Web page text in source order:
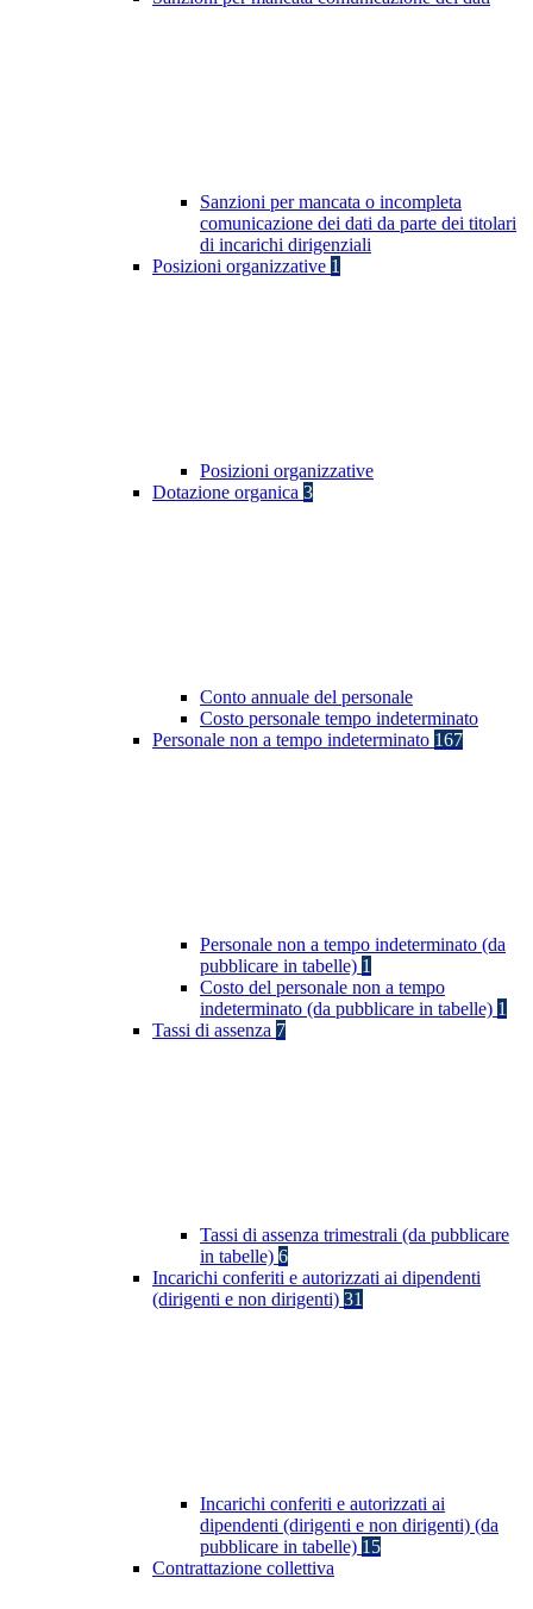
Sanzioni per mancata o incompleta
comunicazione dei dati da parte dei titolari
di incarichi dirigenziali
Posizioni organizzative 1
Posizioni organizzative
Dotazione organica 3
Conto annuale del personale
Costo personale tempo indeterminato
Personale non a tempo indeterminato 167
Personale non a tempo indeterminato (da
pubblicare in tabelle) 1
Costo del personale non a tempo
indeterminato (da pubblicare in tabelle) 1
Tassi di assenza 7
Tassi di assenza trimestrali (da pubblicare
in tabelle) 6
Incarichi conferiti e autorizzati ai dipendenti
(dirigenti e non dirigenti) 31
Incarichi conferiti e autorizzati ai
dipendenti (dirigenti e non dirigenti) (da
pubblicare in tabelle) 15
Contrattazione collettiva